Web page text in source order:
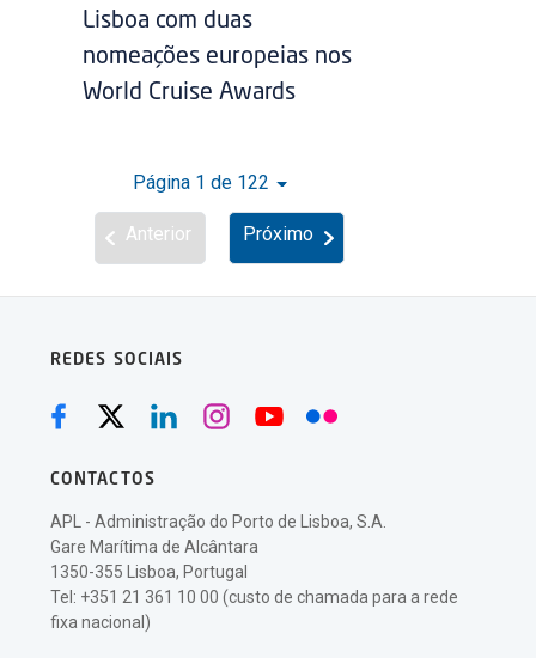
Lisboa com duas
nomeações europeias nos
World Cruise Awards
Página 1 de 122
Anterior Próximo
REDES SOCIAIS
CONTACTOS
APL - Administração do Porto de Lisboa, S.A.
Gare Marítima de Alcântara
1350-355 Lisboa, Portugal
Tel: +351 21 361 10 00 (custo de chamada para a rede
fixa nacional)